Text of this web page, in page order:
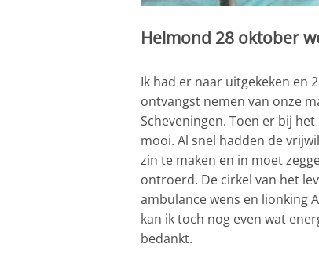
Helmond 28 oktober
Ik had er naar uitgekeken en
ontvangst nemen van onze
Scheveningen. Toen er bij
mooi. Al snel hadden de
zin te maken en in moet
ontroerd. De cirkel van het
ambulance wens en lionking
kan ik toch nog even wat
bedankt.